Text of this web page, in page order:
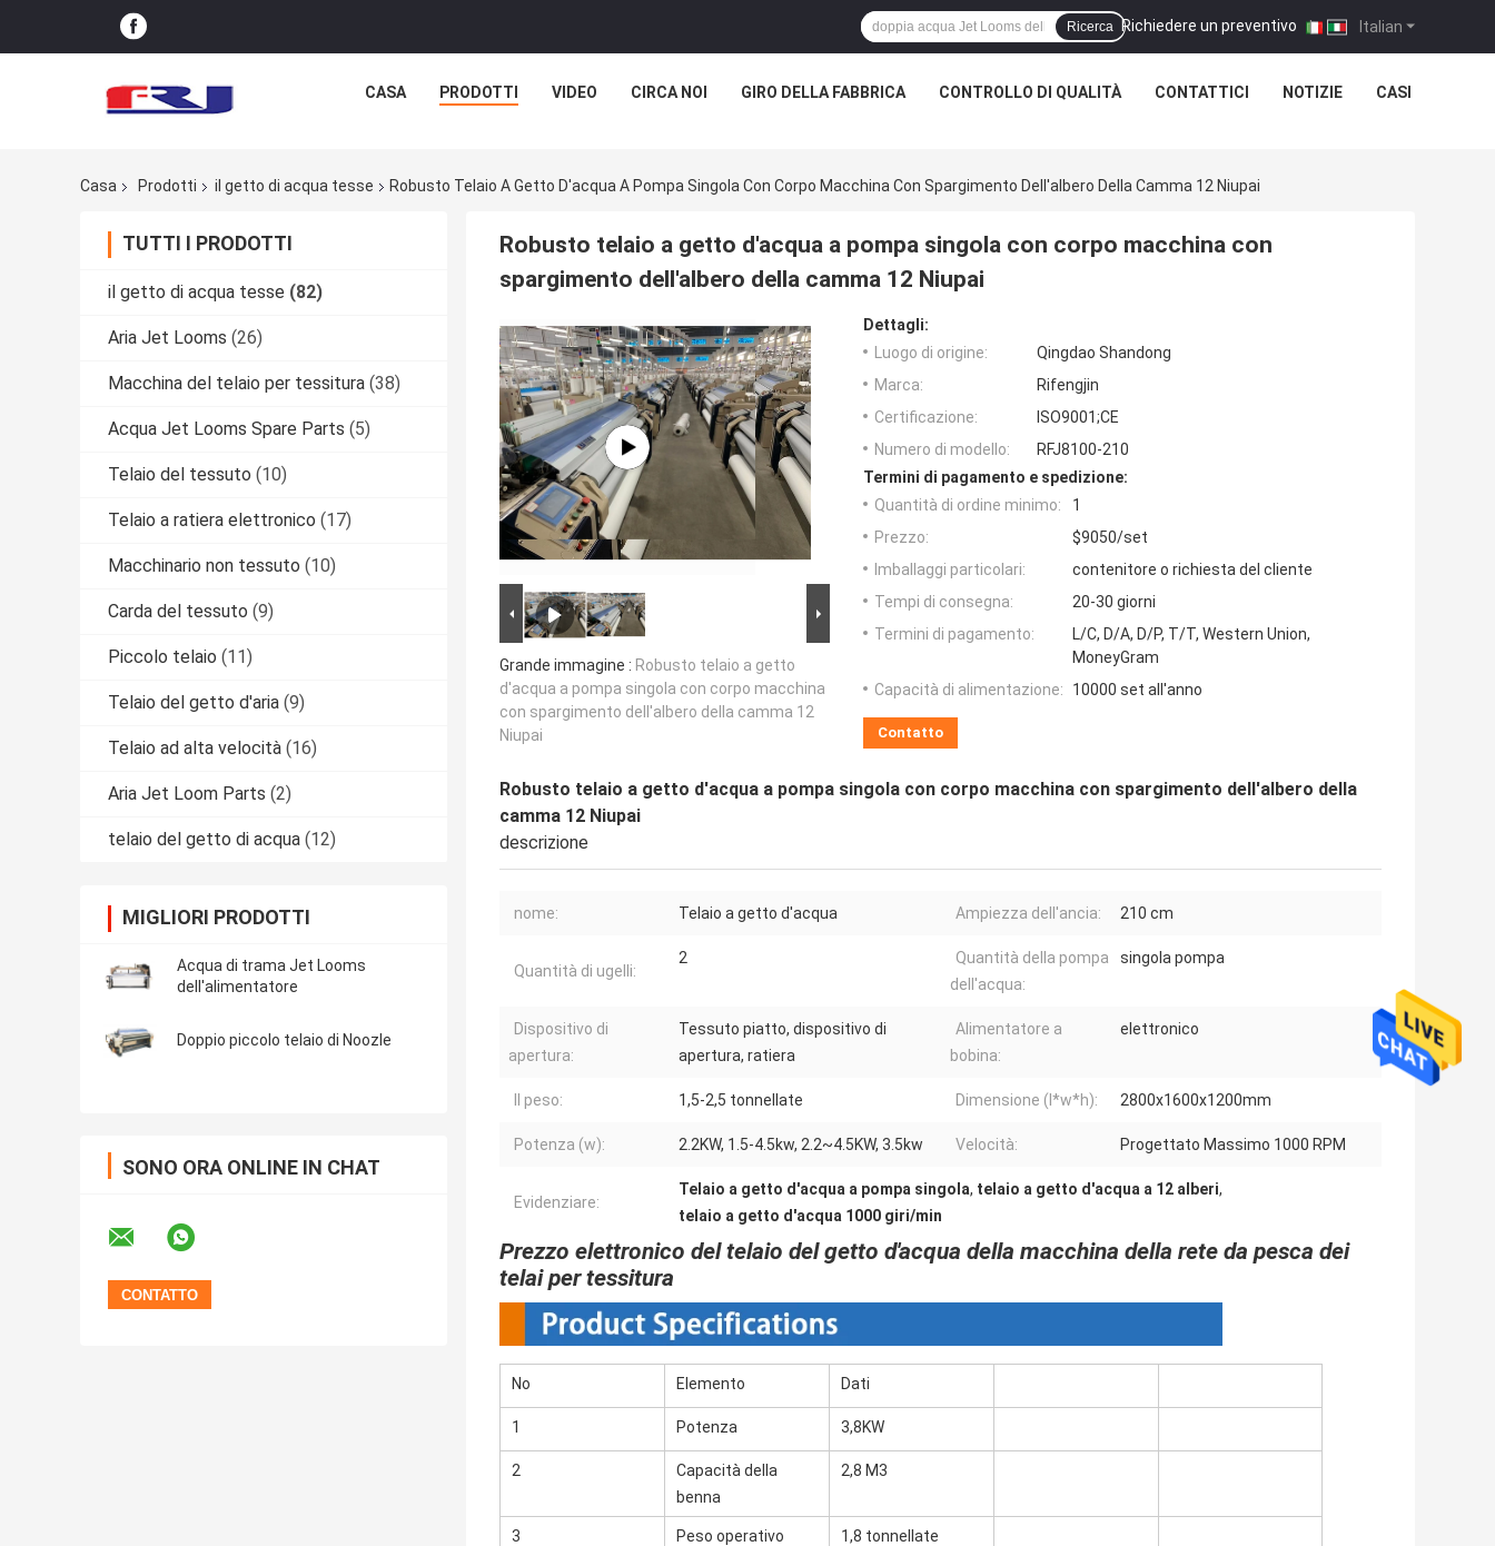
Italian
Richiedere un preventivo |
Ricerca
CASA PRODOTTI VIDEO CIRCA NOI GIRO DELLA FABBRICA CONTROLLO DI QUALITÀ CONTATTICI NOTIZIE CASI
Casa Prodotti il getto di acqua tesse Robusto Telaio A Getto D'acqua A Pompa Singola Con Corpo Macchina Con Spargimento Dell'albero Della Camma 12 Niupai
TUTTI I PRODOTTI
il getto di acqua tesse (82)
Aria Jet Looms (26)
Macchina del telaio per tessitura (38)
Acqua Jet Looms Spare Parts (5)
Telaio del tessuto (10)
Telaio a ratiera elettronico (17)
Macchinario non tessuto (10)
Carda del tessuto (9)
Piccolo telaio (11)
Telaio del getto d'aria (9)
Telaio ad alta velocità (16)
Aria Jet Loom Parts (2)
telaio del getto di acqua (12)
MIGLIORI PRODOTTI
Acqua di trama Jet Looms
dell'alimentatore
Doppio piccolo telaio di Noozle
SONO ORA ONLINE IN CHAT
Robusto telaio a getto d'acqua a pompa singola con corpo macchina con
spargimento dell'albero della camma 12 Niupai
Grande immagine : Robusto telaio a getto
d'acqua a pompa singola con corpo macchina
con spargimento dell'albero della camma 12
Niupai
Dettagli:
Luogo di origine:
Qingdao Shandong
Marca:
Rifengjin
Certificazione:
ISO9001;CE
Numero di modello:
RFJ8100-210
Termini di pagamento e spedizione:
Quantità di ordine minimo:
1
Prezzo:
$9050/set
Imballaggi particolari:
contenitore o richiesta del cliente
Tempi di consegna:
20-30 giorni
Termini di pagamento:
L/C, D/A, D/P, T/T, Western Union,
MoneyGram
Capacità di alimentazione:
10000 set all'anno
Contatto
Robusto telaio a getto d'acqua a pompa singola con corpo macchina con spargimento dell'albero della
camma 12 Niupai
descrizione
nome: Telaio a getto d'acqua Ampiezza dell'ancia: 210 cm
Quantità di ugelli:
2
Quantità della pompa
dell'acqua:
singola pompa
Dispositivo di
apertura:
Tessuto piatto, dispositivo di
apertura, ratiera
Alimentatore a
bobina:
elettronico
Il peso: 1,5-2,5 tonnellate Dimensione (l*w*h): 2800x1600x1200mm
Potenza (w): 2.2KW, 1.5-4.5kw, 2.2~4.5KW, 3.5kw Velocità: Progettato Massimo 1000 RPM
Evidenziare:
Telaio a getto d'acqua a pompa singola, telaio a getto d'acqua a 12 alberi,
telaio a getto d'acqua 1000 giri/min
Prezzo elettronico del telaio del getto d'acqua della macchina della rete da pesca dei
telai per tessitura
No Elemento Dati
1 Potenza 3,8KW
2
Capacità della
benna
2,8 M3
3 Peso operativo 1,8 tonnellate